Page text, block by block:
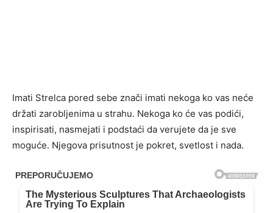
Imati Strelca pored sebe znači imati nekoga ko vas neće
držati zarobljenima u strahu. Nekoga ko će vas podići,
inspirisati, nasmejati i podstaći da verujete da je sve
moguće. Njegova prisutnost je pokret, svetlost i nada.